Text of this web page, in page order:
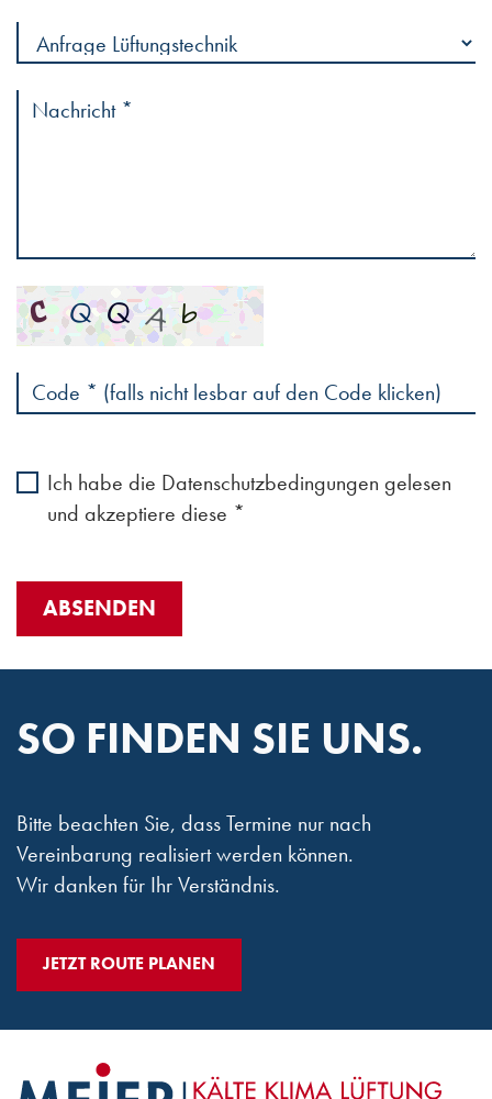
LEISTUNGEN
PRODUKTE
KONTAKT
Ihre Anfrage
Anliegen
Nachricht:
Spamschutz
Ich habe die Datenschutzbedingungen gelesen
und akzeptiere diese *
ABSENDEN
SO FINDEN SIE UNS.
Bitte beachten Sie, dass Termine nur nach
Vereinbarung realisiert werden können.
Wir danken für Ihr Verständnis.
JETZT ROUTE PLANEN